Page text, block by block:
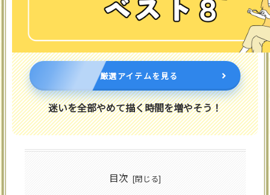
厳選アイテムを見る
迷いを全部やめて描く時間を増やそう！
目次